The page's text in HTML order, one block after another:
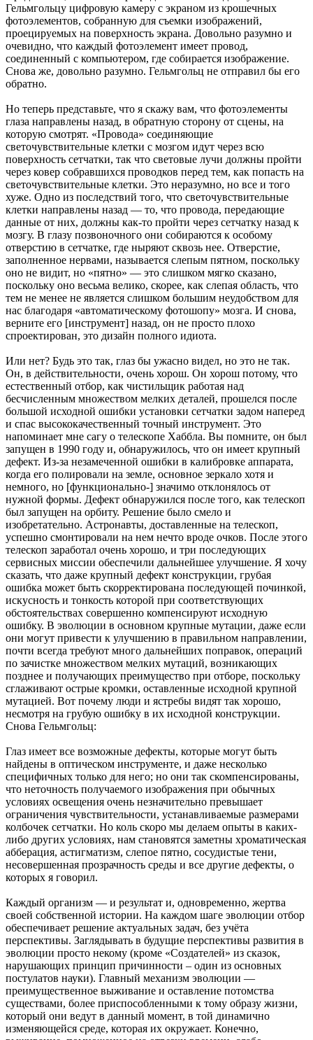
Гельмгольцу цифровую камеру с экраном из крошечных
фотоэлементов, собранную для съемки изображений,
проецируемых на поверхность экрана. Довольно разумно и
очевидно, что каждый фотоэлемент имеет провод,
соединенный с компьютером, где собирается изображение.
Снова же, довольно разумно. Гельмгольц не отправил бы его
обратно.
Но теперь представьте, что я скажу вам, что фотоэлементы
глаза направлены назад, в обратную сторону от сцены, на
которую смотрят. «Провода» соединяющие
светочувствительные клетки с мозгом идут через всю
поверхность сетчатки, так что световые лучи должны пройти
через ковер собравшихся проводков перед тем, как попасть на
светочувствительные клетки. Это неразумно, но все и того
хуже. Одно из последствий того, что светочувствительные
клетки направлены назад — то, что провода, передающие
данные от них, должны как-то пройти через сетчатку назад к
мозгу. В глазу позвоночного они собираются к особому
отверстию в сетчатке, где ныряют сквозь нее. Отверстие,
заполненное нервами, называется слепым пятном, поскольку
оно не видит, но «пятно» — это слишком мягко сказано,
поскольку оно весьма велико, скорее, как слепая область, что
тем не менее не является слишком большим неудобством для
нас благодаря «автоматическому фотошопу» мозга. И снова,
верните его [инструмент] назад, он не просто плохо
спроектирован, это дизайн полного идиота.
Или нет? Будь это так, глаз бы ужасно видел, но это не так.
Он, в действительности, очень хорош. Он хорош потому, что
естественный отбор, как чистильщик работая над
бесчисленным множеством мелких деталей, прошелся после
большой исходной ошибки установки сетчатки задом наперед
и спас высококачественный точный инструмент. Это
напоминает мне сагу о телескопе Хаббла. Вы помните, он был
запущен в 1990 году и, обнаружилось, что он имеет крупный
дефект. Из-за незамеченной ошибки в калибровке аппарата,
когда его полировали на земле, основное зеркало хотя и
немного, но [функционально-] значимо отклонялось от
нужной формы. Дефект обнаружился после того, как телескоп
был запущен на орбиту. Решение было смело и
изобретательно. Астронавты, доставленные на телескоп,
успешно смонтировали на нем нечто вроде очков. После этого
телескоп заработал очень хорошо, и три последующих
сервисных миссии обеспечили дальнейшее улучшение. Я хочу
сказать, что даже крупный дефект конструкции, грубая
ошибка может быть скорректирована последующей починкой,
искусность и тонкость которой при соответствующих
обстоятельствах совершенно компенсируют исходную
ошибку. В эволюции в основном крупные мутации, даже если
они могут привести к улучшению в правильном направлении,
почти всегда требуют много дальнейших поправок, операций
по зачистке множеством мелких мутаций, возникающих
позднее и получающих преимущество при отборе, поскольку
сглаживают острые кромки, оставленные исходной крупной
мутацией. Вот почему люди и ястребы видят так хорошо,
несмотря на грубую ошибку в их исходной конструкции.
Снова Гельмгольц:
Глаз имеет все возможные дефекты, которые могут быть
найдены в оптическом инструменте, и даже несколько
специфичных только для него; но они так скомпенсированы,
что неточность получаемого изображения при обычных
условиях освещения очень незначительно превышает
ограничения чувствительности, устанавливаемые размерами
колбочек сетчатки. Но коль скоро мы делаем опыты в каких-
либо других условиях, нам становятся заметны хроматическая
абберация, астигматизм, слепое пятно, сосудистые тени,
несовершенная прозрачность среды и все другие дефекты, о
которых я говорил.
Каждый организм — и результат и, одновременно, жертва
своей собственной истории. На каждом шаге эволюции отбор
обеспечивает решение актуальных задач, без учёта
перспективы. Заглядывать в будущие перспективы развития в
эволюции просто некому (кроме «Создателей» из сказок,
нарушающих принцип причинности – один из основных
постулатов науки). Главный механизм эволюции —
преимущественное выживание и оставление потомства
существами, более приспособленными к тому образу жизни,
который они ведут в данный момент, в той динамично
изменяющейся среде, которая их окружает. Конечно,